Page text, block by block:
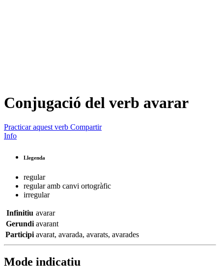
Conjugació del verb avarar
Practicar aquest verb Compartir
Info
Llegenda
regular
regular amb canvi ortogràfic
irregular
Infinitiu avarar
Gerundi avarant
Participi avarat, avarada, avarats, avarades
Mode indicatiu